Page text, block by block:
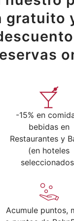
-15% en
bebidas en
Restaurantes y
(en hoteles
Acumule puntos,